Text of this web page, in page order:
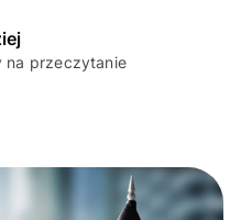
na przeczytanie